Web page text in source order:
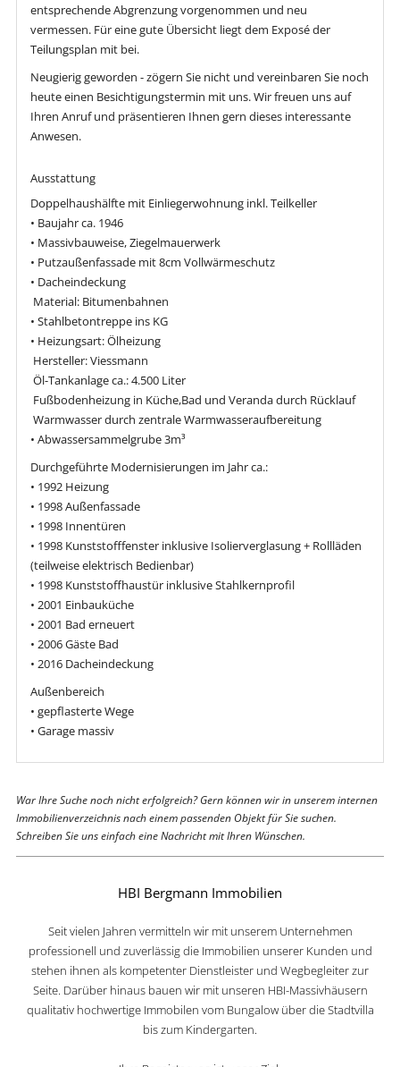
entsprechende Abgrenzung vorgenommen und neu
vermessen. Für eine gute Übersicht liegt dem Exposé der
Teilungsplan mit bei.
Neugierig geworden - zögern Sie nicht und vereinbaren Sie noch
heute einen Besichtigungstermin mit uns. Wir freuen uns auf
Ihren Anruf und präsentieren Ihnen gern dieses interessante
Anwesen.
Ausstattung
Doppelhaushälfte mit Einliegerwohnung inkl. Teilkeller
• Baujahr ca. 1946
• Massivbauweise, Ziegelmauerwerk
• Putzaußenfassade mit 8cm Vollwärmeschutz
• Dacheindeckung
­ Material: Bitumenbahnen
• Stahlbetontreppe ins KG
• Heizungsart: Ölheizung
­ Hersteller: Viessmann
­ Öl-Tankanlage ca.: 4.500 Liter
­ Fußbodenheizung in Küche,Bad und Veranda durch Rücklauf
­ Warmwasser durch zentrale Warmwasseraufbereitung
• Abwassersammelgrube 3m³
Durchgeführte Modernisierungen im Jahr ca.:
• 1992 Heizung
• 1998 Außenfassade
• 1998 Innentüren
• 1998 Kunststofffenster inklusive Isolierverglasung + Rollläden
(teilweise elektrisch Bedienbar)
• 1998 Kunststoffhaustür inklusive Stahlkernprofil
• 2001 Einbauküche
• 2001 Bad erneuert
• 2006 Gäste Bad
• 2016 Dacheindeckung
Außenbereich
• gepflasterte Wege
• Garage massiv
War Ihre Suche noch nicht erfolgreich? Gern können wir in unserem internen
Immobilienverzeichnis nach einem passenden Objekt für Sie suchen.
Schreiben Sie uns einfach eine Nachricht mit Ihren Wünschen.
HBI Bergmann Immobilien
Seit vielen Jahren vermitteln wir mit unserem Unternehmen
professionell und zuverlässig die Immobilien unserer Kunden und
stehen ihnen als kompetenter Dienstleister und Wegbegleiter zur
Seite. Darüber hinaus bauen wir mit unseren HBI-Massivhäusern
qualitativ hochwertige Immobilen vom Bungalow über die Stadtvilla
bis zum Kindergarten.